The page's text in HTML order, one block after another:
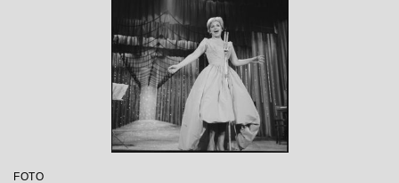
FOTO